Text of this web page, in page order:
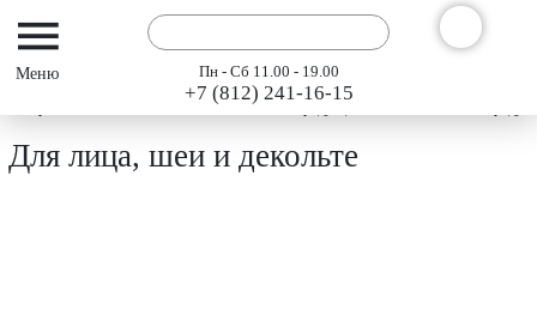
Пн - Сб 11.00 - 19.00
+7 (812) 241-16-15
Каталог продукции "АРГО" 2024
Для лица, шеи и декольте